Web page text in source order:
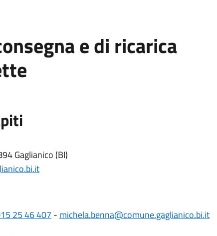
e di ricarica
Gaglianico (BI)
25 46 407 - michela.benna@comune.gaglianico.bi.it